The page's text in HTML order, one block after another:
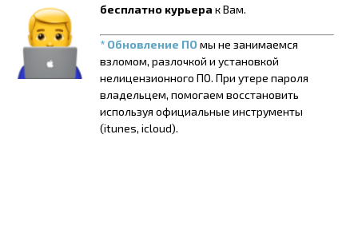
бесплатно курьера к Вам.
* Обновление ПОмы не занимаемся
взломом, разлочкой и установкой
нелицензионного ПО. При утере пароля
владельцем, помогаем восстановить
используя официальные инструменты
(itunes, icloud).